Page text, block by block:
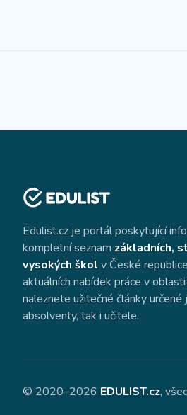
Edulist.cz je portál poskytující
kompletní seznam základních,
vysokých škol v České
aktuálních nabídek práce v
naleznete užitečné články
absolventy, tak i učitele.
© 2020–2026 EDULIST.cz,